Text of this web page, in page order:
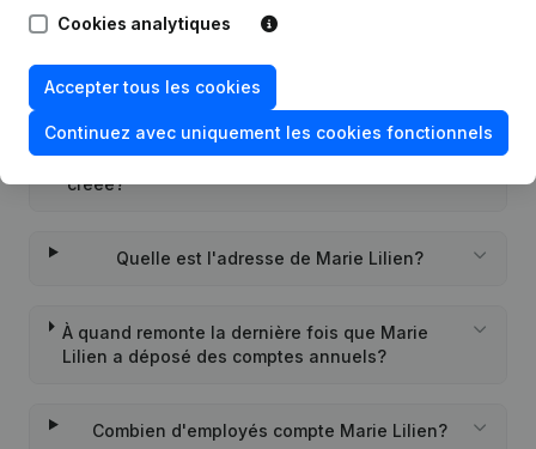
Quel est le numéro de TVA de Marie Lilien?
Quel est l'identifiant PEPPOL de Marie Lilien?
Quand la société Marie Lilien a-t-elle été
créée?
Quelle est l'adresse de Marie Lilien?
À quand remonte la dernière fois que Marie
Lilien a déposé des comptes annuels?
Combien d'employés compte Marie Lilien?
Cookies analytiques
Accepter tous les cookies
Continuez avec uniquement les cookies fonctionnels